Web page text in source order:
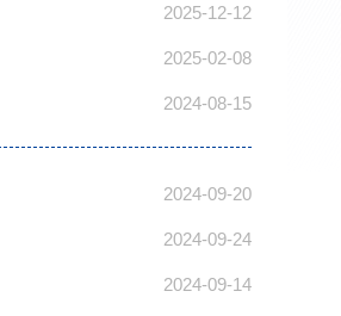
2025-12-12
2025-02-08
2024-08-15
2024-09-20
2024-09-24
2024-09-14